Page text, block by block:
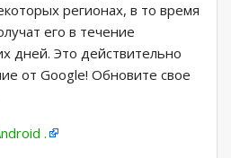
регионах, в то время
его в течение
дней. Это действительно
от Google! Обновите свое
.